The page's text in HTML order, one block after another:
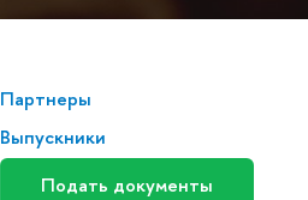
Партнеры
Выпускники
Подать документы